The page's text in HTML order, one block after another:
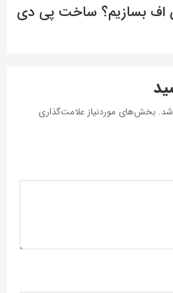
اف بسازیم؟ ساخت پی دی
بخش‌های موردنیاز علامت‌گذاری